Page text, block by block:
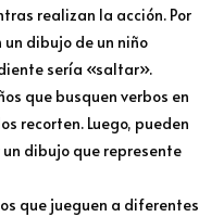
realizan la acción. Por
dibujo de un niño
sería «saltar».
que busquen verbos en
recorten. Luego, pueden
dibujo que represente
que jueguen a diferentes